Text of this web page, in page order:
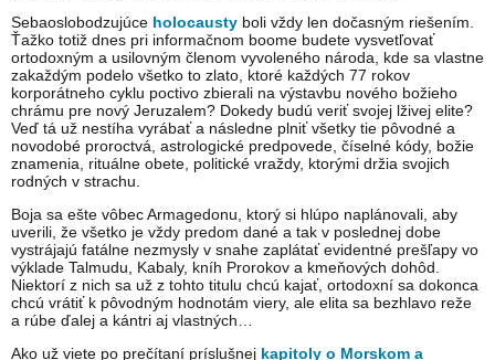
Sebaoslobodzujúce holocausty boli vždy len dočasným riešením.
Ťažko totiž dnes pri informačnom boome budete vysvetľovať
ortodoxným a usilovným členom vyvoleného národa, kde sa vlastne
zakaždým podelo všetko to zlato, ktoré každých 77 rokov
korporátneho cyklu poctivo zbierali na výstavbu nového božieho
chrámu pre nový Jeruzalem? Dokedy budú veriť svojej lživej elite?
Veď tá už nestíha vyrábať a následne plniť všetky tie pôvodné a
novodobé proroctvá, astrologické predpovede, číselné kódy, božie
znamenia, rituálne obete, politické vraždy, ktorými držia svojich
rodných v strachu.
Boja sa ešte vôbec Armagedonu, ktorý si hlúpo naplánovali, aby
uverili, že všetko je vždy predom dané a tak v poslednej dobe
vystrájajú fatálne nezmysly v snahe zaplátať evidentné prešľapy vo
výklade Talmudu, Kabaly, kníh Prorokov a kmeňových dohôd.
Niektorí z nich sa už z tohto titulu chcú kajať, ortodoxní sa dokonca
chcú vrátiť k pôvodným hodnotám viery, ale elita sa bezhlavo reže
a rúbe ďalej a kántri aj vlastných…
Ako už viete po prečítaní príslušnej kapitoly o Morskom a